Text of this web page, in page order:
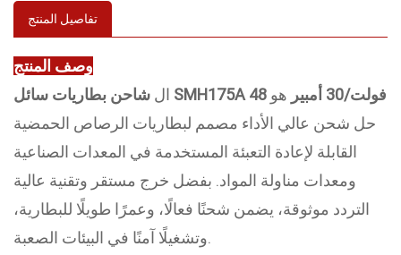
تفاصيل المنتج
وصف المنتج
ال
شاحن بطاريات سائل SMH175A 48 فولت/30 أمبير
هو
حل شحن عالي الأداء مصمم لبطاريات الرصاص الحمضية
القابلة لإعادة التعبئة المستخدمة في المعدات الصناعية
ومعدات مناولة المواد. بفضل خرج مستقر وتقنية عالية
التردد موثوقة، يضمن شحنًا فعالًا، وعمرًا طويلًا للبطارية،
وتشغيلًا آمنًا في البيئات الصعبة.